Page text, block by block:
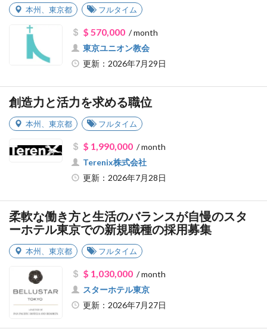
本州 東京都 フルタイム
$ 570,000/ month
東京ユニオン教会
更新：2026年7月29日
創造力と活力を求める職位
本州 東京都 フルタイム
$ 1,990,000/ month
Terenix株式会社
更新：2026年7月28日
柔軟な働き方と生活のバランスが自慢のスタ
ーホテル東京での新規職種の採用募集
本州 東京都 フルタイム
$ 1,030,000/ month
スターホテル東京
更新：2026年7月27日